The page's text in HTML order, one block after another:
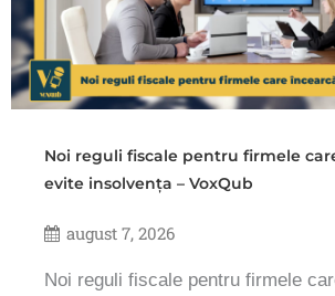
Noi reguli fiscale pentru firmele
evite insolvența – VoxQub
august 7, 2026
Noi reguli fiscale pentru firmele